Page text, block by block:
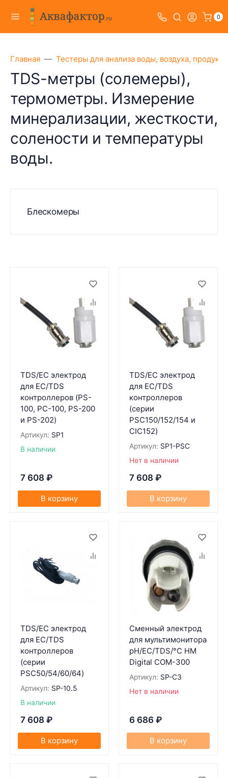
0
Главная Тестеры для анализа воды, воздуха,
TDS-метры (солемеры),
термометры. Измерение
минерализации, жесткости,
солености и температуры
воды.
Блескомеры
TDS/EC электрод
для EC/TDS
контроллеров (PS-
100, PC-100, PS-200
и PS-202)
Артикул: SP1
В наличии
7 608 ₽
В корзину
TDS/EC электрод
для EC/TDS
контроллеров
(серии
PSC150/152/154 и
CIC152)
Артикул: SP1-PSC
Нет в наличии
7 608 ₽
В корзину
TDS/EC электрод
для EC/TDS
контроллеров
(серии
PSC50/54/60/64)
Артикул: SP-10.5
В наличии
7 608 ₽
В корзину
Сменный электрод
для мультимонитора
pH/EC/TDS/°С HM
Digital COM-300
Артикул: SP-C3
Нет в наличии
6 686 ₽
В корзину